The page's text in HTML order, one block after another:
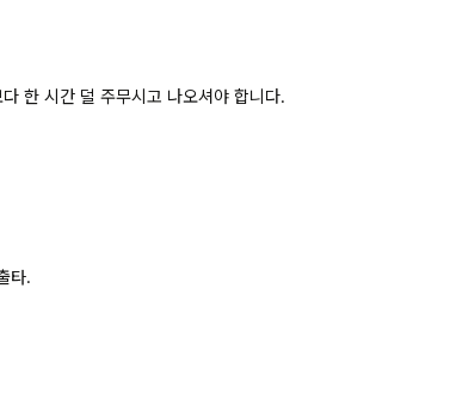
한 시간 덜 주무시고 나오셔야 합니다.
타.